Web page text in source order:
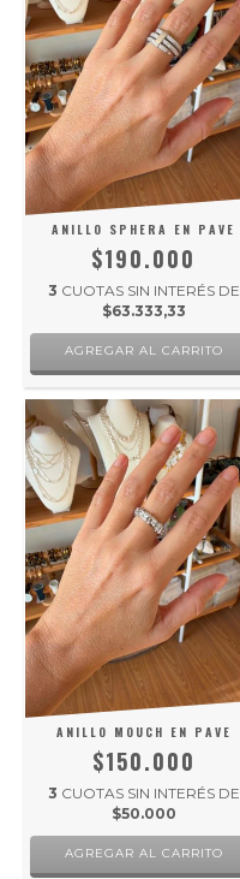
ANILLO SPHERA EN PAVE
$190.000
3 CUOTAS SIN INTERÉS DE
$63.333,33
AGREGAR AL CARRITO
ANILLO MOUCH EN PAVE
$150.000
3 CUOTAS SIN INTERÉS DE
$50.000
AGREGAR AL CARRITO